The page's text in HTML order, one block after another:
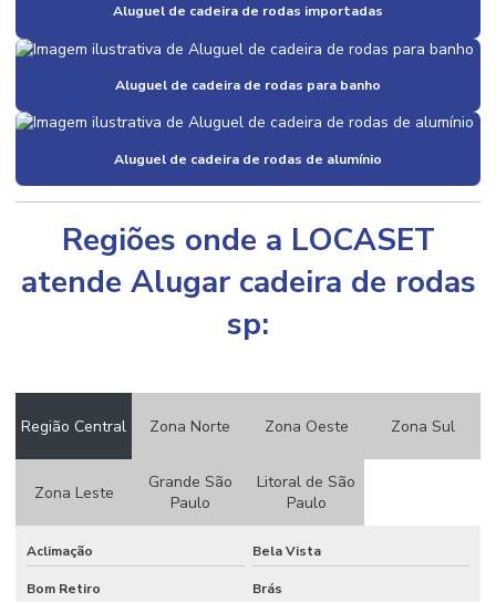
Aluguel de cadeira de rodas importadas
Aluguel de cadeira de rodas para banho
Aluguel de cadeira de rodas de alumínio
Regiões onde a LOCASET
atende Alugar cadeira de rodas
sp:
Região Central Zona Norte Zona Oeste Zona Sul
Zona Leste
Grande São
Paulo
Litoral de São
Paulo
Aclimação Bela Vista
Bom Retiro Brás